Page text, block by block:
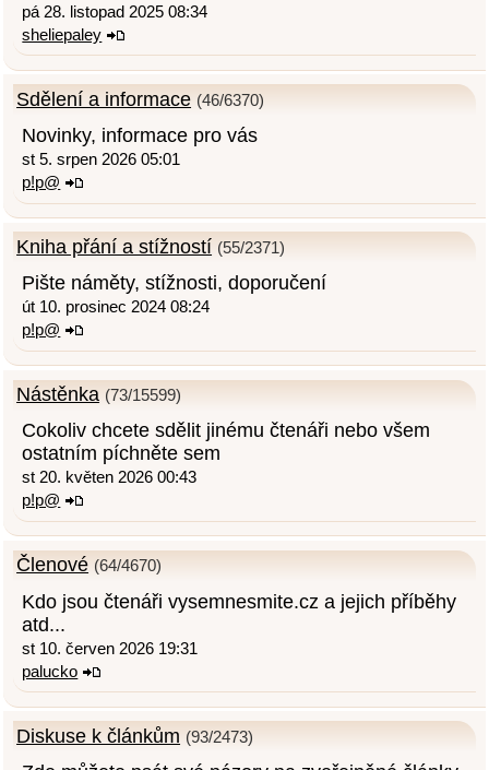
pá 28. listopad 2025 08:34
sheliepaley
Sdělení a informace (46/6370)
Novinky, informace pro vás
st 5. srpen 2026 05:01
p!p@
Kniha přání a stížností (55/2371)
Pište náměty, stížnosti, doporučení
út 10. prosinec 2024 08:24
p!p@
Nástěnka (73/15599)
Cokoliv chcete sdělit jinému čtenáři nebo všem
ostatním píchněte sem
st 20. květen 2026 00:43
p!p@
Členové (64/4670)
Kdo jsou čtenáři vysemnesmite.cz a jejich příběhy
atd...
st 10. červen 2026 19:31
palucko
Diskuse k článkům (93/2473)